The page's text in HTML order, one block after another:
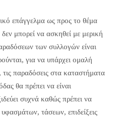
επάγγελμα ως προς το θέμα
μπορεί να ασκηθεί με μερική
των συλλογών είναι
για να υπάρχει ομαλή
τις παραδόσεις στα καταστήματα
θα πρέπει να είναι
συχνά καθώς πρέπει να
τάσεων, επιδείξεις